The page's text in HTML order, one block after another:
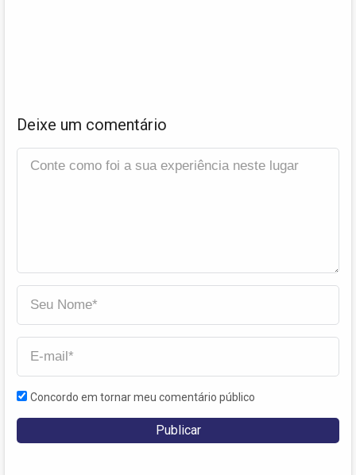
Deixe um comentário
Concordo em tornar meu comentário público